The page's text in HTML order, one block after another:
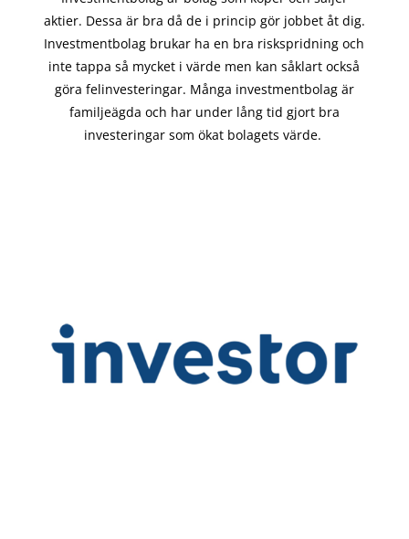
aktier. Dessa är bra då de i princip görjobbet åt dig.
Investmentbolag brukar ha en bra riskspridning och
inte tappa så mycket i värde men kan såklart också
göra felinvesteringar. Många investmentbolag är
familjeägda och har under lång tid gjort bra
investeringar som ökat bolagets värde.